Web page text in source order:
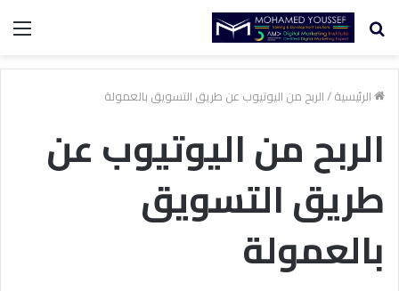
بحث
الرئيسية/الربح من اليوتيوب عن طريق التسويق بالعمولة
الربح من اليوتيوب عن
طريق التسويق
بالعمولة